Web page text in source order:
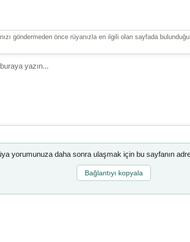
göndermeden önce rüyanızla en ilgili olan sayfada
yorumunuza daha sonra ulaşmak için bu sayfanın
Bağlantıyı kopyala